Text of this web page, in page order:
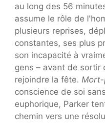
au long des 56
assume le rôle de
plusieurs reprises,
constantes, ses plus
son incapacité à
gens – avant de sortir
rejoindre la fête. Mort-
conscience de soi
euphorique, Parker
chemin vers une